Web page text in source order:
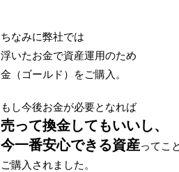
ちなみに弊社では
浮いたお金で資産運用のため
金（ゴールド）をご購入。
もし今後お金が必要となれば
売って換金してもいいし、
今一番安心できる資産ってこ
ご購入されました。